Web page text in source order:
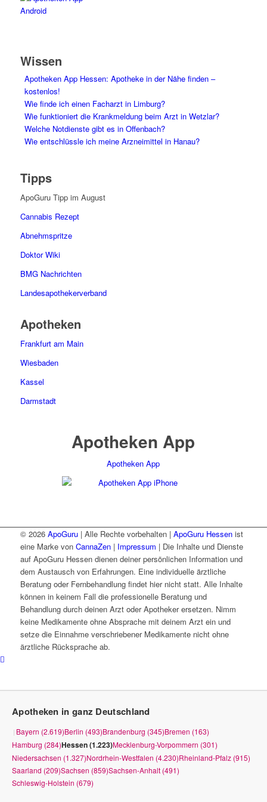
Wissen
Apotheken App Hessen: Apotheke in der Nähe finden –
kostenlos!
Wie finde ich einen Facharzt in Limburg?
Wie funktioniert die Krankmeldung beim Arzt in Wetzlar?
Welche Notdienste gibt es in Offenbach?
Wie entschlüssle ich meine Arzneimittel in Hanau?
Tipps
ApoGuru Tipp im August
Cannabis Rezept
Abnehmspritze
Doktor Wiki
BMG Nachrichten
Landesapothekerverband
Apotheken
Frankfurt am Main
Wiesbaden
Kassel
Darmstadt
Apotheken App
Apotheken App
© 2026 ApoGuru| Alle Rechte vorbehalten | ApoGuru Hessenist
eine Marke von CannaZen| Impressum | Die Inhalte und Dienste
auf ApoGuru Hessen dienen deiner persönlichen Information und
dem Austausch von Erfahrungen. Eine individuelle ärztliche
Beratung oder Fernbehandlung findet hier nicht statt. Alle Inhalte
können in keinem Fall die professionelle Beratung und
Behandlung durch deinen Arzt oder Apotheker ersetzen. Nimm
keine Medikamente ohne Absprache mit deinem Arzt ein und
setze die Einnahme verschriebener Medikamente nicht ohne
ärztliche Rücksprache ab.
Apotheken in ganz Deutschland
| Bayern (2.619)Berlin (493)Brandenburg (345)Bremen (163)
Hamburg (284)Hessen (1.223)Mecklenburg-Vorpommern (301)
Niedersachsen (1.327)Nordrhein-Westfalen (4.230)Rheinland-Pfalz (915)
Saarland (209)Sachsen (859)Sachsen-Anhalt (491)
Schleswig-Holstein (679)